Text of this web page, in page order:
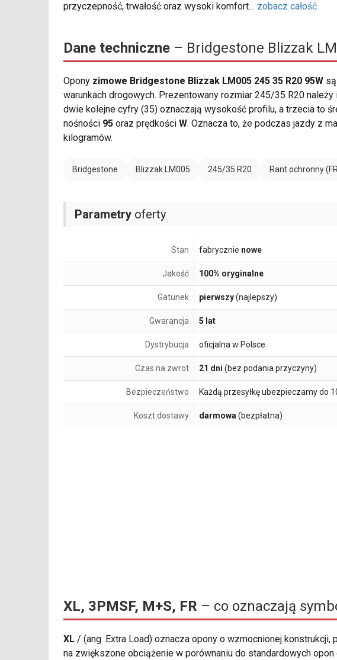
przyczepność, trwałość oraz wysoki komfort... zobacz całość
Dane techniczne – Bridgestone Blizzak
Opony zimowe Bridgestone Blizzak LM005 245 35 R20 95W
warunkach drogowych. Prezentowany rozmiar 245/35 R20
dwie kolejne cyfry (35) oznaczają wysokość profilu, a trzecia to
nośności 95 oraz prędkości W. Oznacza to, że podczas jazdy z
kilogramów.
Bridgestone Blizzak LM005 245/35 R20 Rant ochronny
Parametry oferty
Stan fabrycznie nowe
Jakość 100% oryginalne
Gatunek pierwszy(najlepszy)
Gwarancja 5 lat
Dystrybucja oficjalna w Polsce
Czas na zwrot 21 dni (bez podania przyczyny)
Bezpieczeństwo Każdą przesyłkę ubezpieczamy do
Koszt dostawy darmowa(bezpłatna)
XL, 3PMSF, M+S, FR – co oznaczają
XL / (ang. Extra Load) oznacza opony o wzmocnionej konstrukcji,
na zwiększone obciążenie w porównaniu do standardowych opon